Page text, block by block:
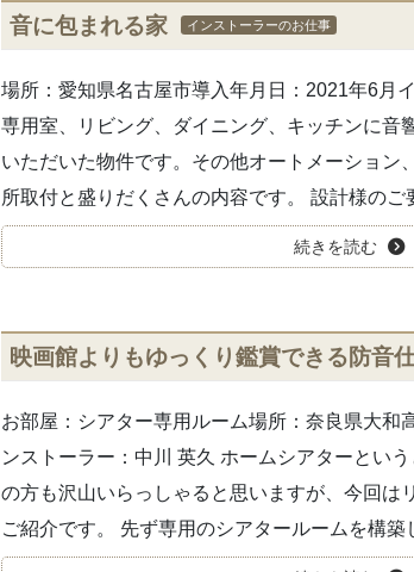
音に包まれる家 インストーラーのお仕事
場所：愛知県名古屋市導入年月日：2021年6
専用室、リビング、ダイニング、キッチンに音
いただいた物件です。その他オートメーション
所取付と盛りだくさんの内容です。 設計様のご
続きを読む
映画館よりもゆっくり鑑賞できる防音
お部屋：シアター専用ルーム場所：奈良県大和
ンストーラー：中川 英久 ホームシアターとい
の方も沢山いらっしゃると思いますが、今回は
ご紹介です。 先ず専用のシアタールームを構築